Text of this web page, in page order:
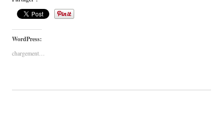
WordPress:
chargement…